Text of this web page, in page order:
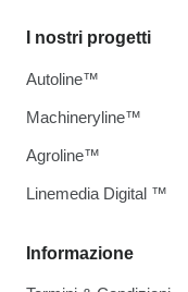
Informazione
I nostri progetti
Autoline™
Machineryline™
Agroline™
Linemedia Digital ™